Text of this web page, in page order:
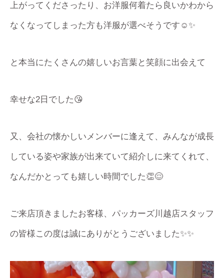
上がってくださったり、お洋服何着たら良いかわから
なくなってしまった方も洋服が選べそうです☺️✨
と本当にたくさんの嬉しいお言葉と笑顔に出会えて
幸せな2日でした😘
又、会社の懐かしいメンバーに逢えて、みんなが成長
している姿や家族が出来ていて紹介しに来てくれて、
なんだかとっても嬉しい時間でした👏😌
ご来店頂きましたお客様、パッカーズ川越店スタッフ
の皆様この度は誠にありがとうございました✨✨